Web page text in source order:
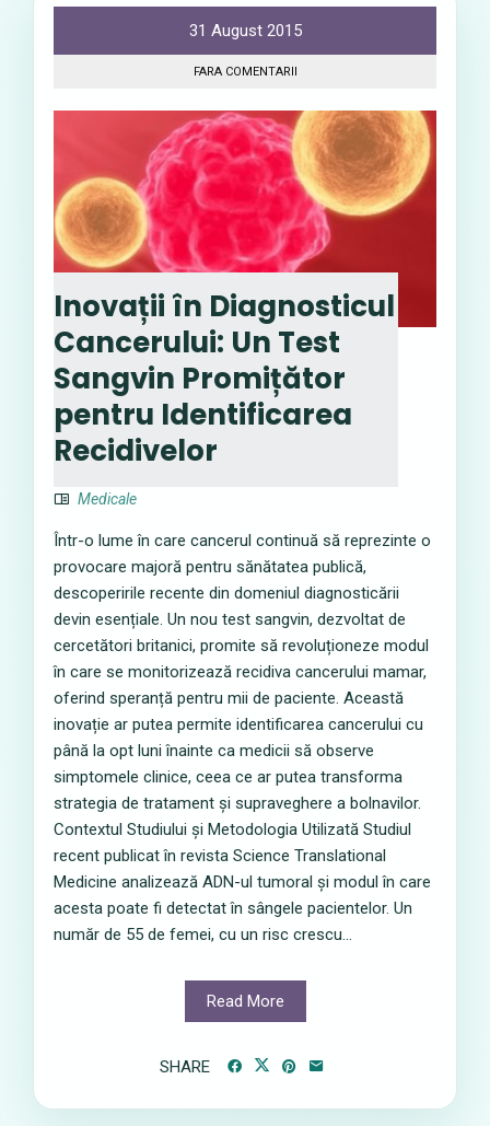
31 August 2015
FARA COMENTARII
Inovații în Diagnosticul
Cancerului: Un Test
Sangvin Promițător
pentru Identificarea
Recidivelor
Medicale
Într-o lume în care cancerul continuă să reprezinte o
provocare majoră pentru sănătatea publică,
descoperirile recente din domeniul diagnosticării
devin esențiale. Un nou test sangvin, dezvoltat de
cercetători britanici, promite să revoluționeze modul
în care se monitorizează recidiva cancerului mamar,
oferind speranță pentru mii de paciente. Această
inovație ar putea permite identificarea cancerului cu
până la opt luni înainte ca medicii să observe
simptomele clinice, ceea ce ar putea transforma
strategia de tratament și supraveghere a bolnavilor.
Contextul Studiului și Metodologia Utilizată Studiul
recent publicat în revista Science Translational
Medicine analizează ADN-ul tumoral și modul în care
acesta poate fi detectat în sângele pacientelor. Un
număr de 55 de femei, cu un risc crescu...
Read More
SHARE